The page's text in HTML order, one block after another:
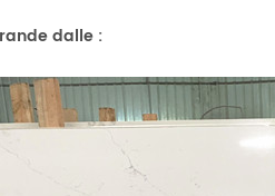
dalle :